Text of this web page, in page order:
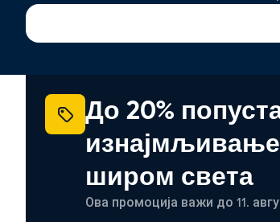
До 20%
широм света
Ова промоција важи до 11.